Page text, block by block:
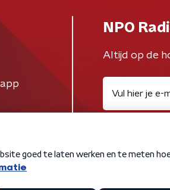
NPO
Altijd op de